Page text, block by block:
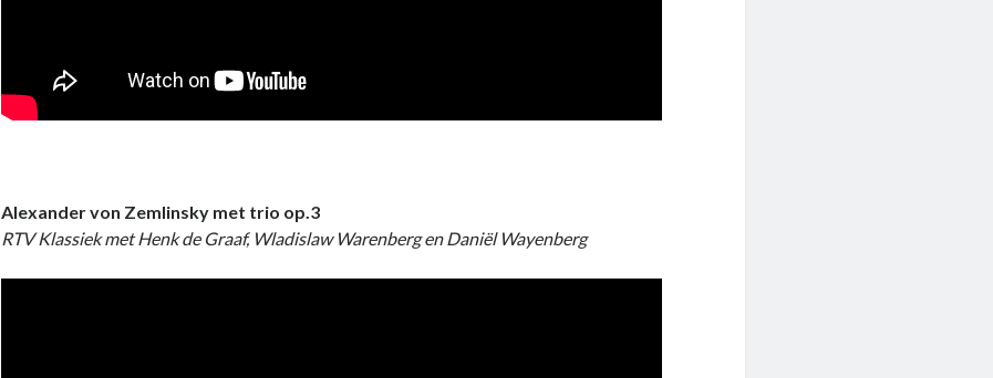
Alexander von Zemlinsky met trio op.3
RTV Klassiek met Henk de Graaf, Wladislaw Warenberg en Daniël Wayenberg